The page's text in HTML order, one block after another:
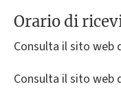
Orario di
Consulta il sito web
Consulta il sito web